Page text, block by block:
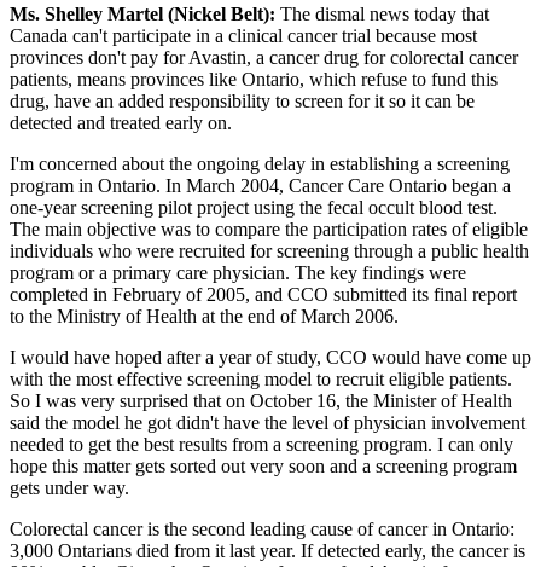
Ms. Shelley Martel (Nickel Belt): The dismal news today that
Canada can't participate in a clinical cancer trial because most
provinces don't pay for Avastin, a cancer drug for colorectal cancer
patients, means provinces like Ontario, which refuse to fund this
drug, have an added responsibility to screen for it so it can be
detected and treated early on.
I'm concerned about the ongoing delay in establishing a screening
program in Ontario. In March 2004, Cancer Care Ontario began a
one-year screening pilot project using the fecal occult blood test.
The main objective was to compare the participation rates of eligible
individuals who were recruited for screening through a public health
program or a primary care physician. The key findings were
completed in February of 2005, and CCO submitted its final report
to the Ministry of Health at the end of March 2006.
I would have hoped after a year of study, CCO would have come up
with the most effective screening model to recruit eligible patients.
So I was very surprised that on October 16, the Minister of Health
said the model he got didn't have the level of physician involvement
needed to get the best results from a screening program. I can only
hope this matter gets sorted out very soon and a screening program
gets under way.
Colorectal cancer is the second leading cause of cancer in Ontario:
3,000 Ontarians died from it last year. If detected early, the cancer is